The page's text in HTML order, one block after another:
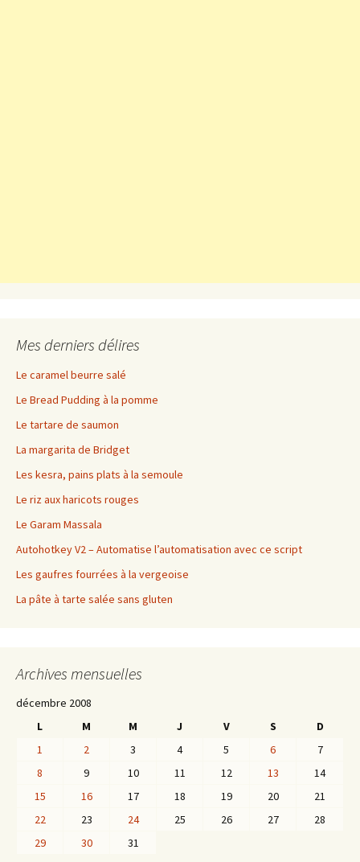
Mes derniers délires
Le caramel beurre salé
Le Bread Pudding à la pomme
Le tartare de saumon
La margarita de Bridget
Les kesra, pains plats à la semoule
Le riz aux haricots rouges
Le Garam Massala
Autohotkey V2 – Automatise l’automatisation avec ce script
Les gaufres fourrées à la vergeoise
La pâte à tarte salée sans gluten
Archives mensuelles
décembre 2008
L
M M J V S
D
1
2 3 4 5 6
7
8
9 10 11 12 13
14
15
16 17 18 19 20
21
22
23 24 25 26 27
28
29
30
31